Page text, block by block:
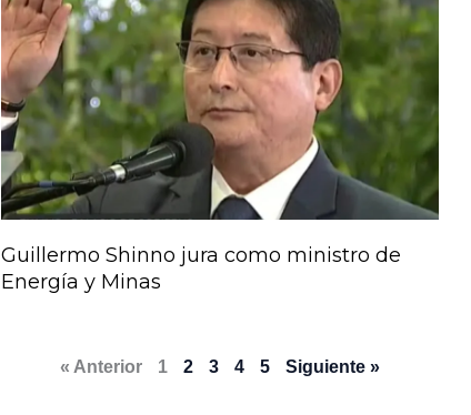
Guillermo Shinno jura como ministro de
Energía y Minas
« Anterior 1 2 3 4 5 Siguiente »